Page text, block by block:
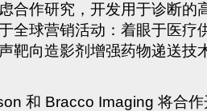
合作研究，开发用于诊断的
全球营销活动：着眼于医疗
靶向造影剂增强药物递送技
和 Bracco Imaging 将合